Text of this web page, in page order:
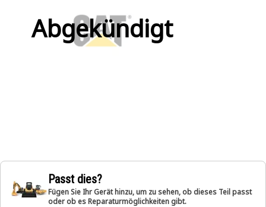
Abgekündigt
Passt dies?
Fügen Sie Ihr Gerät hinzu, um zu sehen, ob dieses Teil passt
oder ob es Reparaturmöglichkeiten gibt.